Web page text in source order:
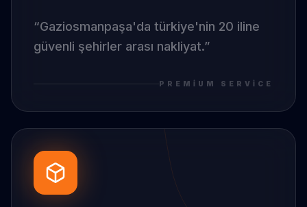
“Gaziosmanpaşa'da türkiye'nin 20 iline
güvenli şehirler arası nakliyat.”
PREMIUM SERVICE